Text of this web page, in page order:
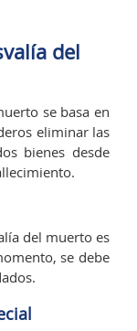
del
se basa en
eliminar las
bienes desde
del muerto es
se debe